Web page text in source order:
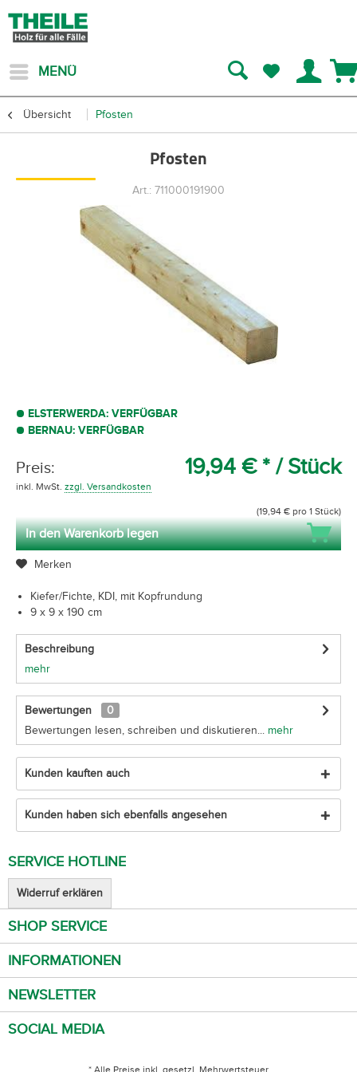
MENÜ
Übersicht Pfosten
Pfosten
Art.: 711000191900
ELSTERWERDA: VERFÜGBAR
BERNAU: VERFÜGBAR
Preis: 19,94 € * / Stück
inkl. MwSt. zzgl. Versandkosten
(19,94 € pro 1 Stück)
In den Warenkorb legen
Merken
Kiefer/Fichte, KDI, mit Kopfrundung
9 x 9 x 190 cm
Beschreibung
mehr
Bewertungen
0
Bewertungen lesen, schreiben und diskutieren... mehr
Kunden kauften auch
Kunden haben sich ebenfalls angesehen
SERVICE HOTLINE
Widerruf erklären
SHOP SERVICE
INFORMATIONEN
NEWSLETTER
SOCIAL MEDIA